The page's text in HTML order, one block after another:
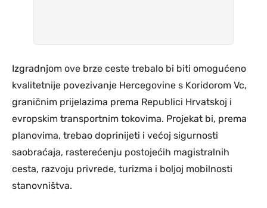
Izgradnjom ove brze ceste trebalo bi biti omogućeno
kvalitetnije povezivanje Hercegovine s Koridorom Vc,
graničnim prijelazima prema Republici Hrvatskoj i
evropskim transportnim tokovima. Projekat bi, prema
planovima, trebao doprinijeti i većoj sigurnosti
saobraćaja, rasterećenju postojećih magistralnih
cesta, razvoju privrede, turizma i boljoj mobilnosti
stanovništva.